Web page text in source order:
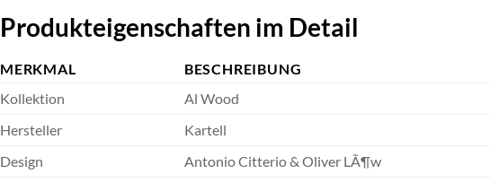
Produkteigenschaften im Detail
MERKMAL
BESCHREIBUNG
Kollektion
Al Wood
Hersteller
Kartell
Design
Antonio Citterio & Oliver LÃ¶w